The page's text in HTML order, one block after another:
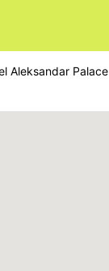
Aleksandar Palace